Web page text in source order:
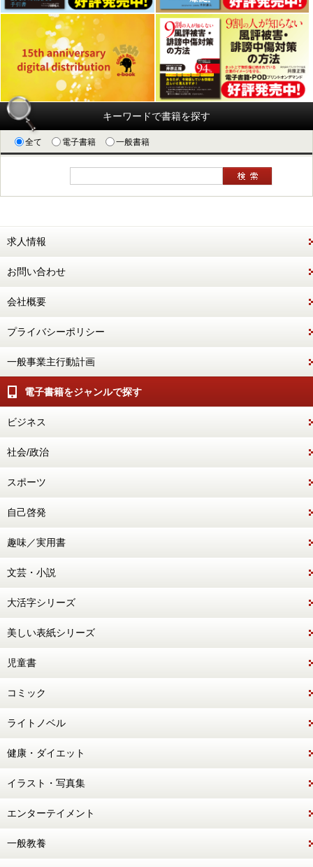
キーワードで書籍を探す
全て 電子書籍 一般書籍
求人情報
お問い合わせ
会社概要
プライバシーポリシー
一般事業主行動計画
電子書籍をジャンルで探す
ビジネス
社会/政治
スポーツ
自己啓発
趣味／実用書
文芸・小説
大活字シリーズ
美しい表紙シリーズ
児童書
コミック
ライトノベル
健康・ダイエット
イラスト・写真集
エンターテイメント
一般教養